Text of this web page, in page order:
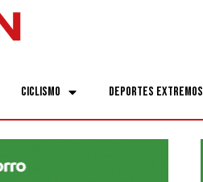
Ciclismo Deportes Extremos